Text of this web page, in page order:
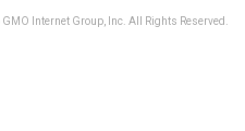
Internet Group, Inc. All Rights Reserved.